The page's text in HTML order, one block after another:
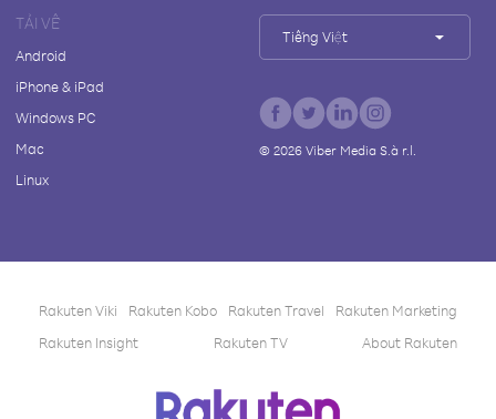
TẢI VỀ
Android
iPhone & iPad
Windows PC
Mac
Linux
Tiếng Việt
© 2026Viber Media S.à r.l.
Rakuten Viki Rakuten Kobo Rakuten Travel
Rakuten Marketing
Rakuten Insight
Rakuten TV About Rakuten